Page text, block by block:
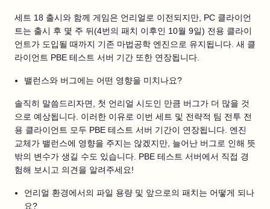
세트 18 출시와 함께 게임은 언리얼로 이전되지만, PC 클라이언
트는 출시 후 몇 주 뒤(4번의 패치 이후인 10월 9일) 전용 클라이
언트가 도입될 때까지 기존 마법공학 엔진으로 유지됩니다. 새 클
라이언트 PBE 테스트 서버 기간 또한 연장됩니다.
밸런스와 버그에는 어떤 영향을 미치나요?
솔직히 말씀드리자면, 첫 언리얼 시도인 만큼 버그가 더 많을 것
으로 예상됩니다. 이러한 이유로 이번 세트 및 전략적 팀 전투 전
용 클라이언트 모두 PBE 테스트 서버 기간이 연장됩니다. 엔진
교체가 밸런스에 영향을 주지는 않겠지만, 늘어난 버그로 인해 뜻
밖의 변수가 생길 수도 있습니다. PBE 테스트 서버에서 직접 경
험해 보시고 의견을 알려주세요!
언리얼 환경에서의 파일 용량 및 앞으로의 패치는 어떻게 되나
요?